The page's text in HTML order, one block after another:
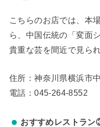
こちらのお店では、本
ら、中国伝統の「変面
貴重な芸を間近で見ら
住所：神奈川県横浜市
電話：045-264-8552
おすすめレストラ